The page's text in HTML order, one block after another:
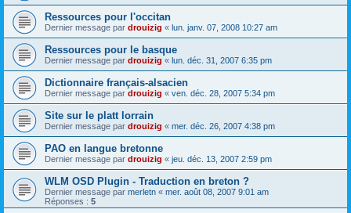
Ressources pour l'occitan
Dernier message par drouizig « lun. janv. 07, 2008 10:27 am
Ressources pour le basque
Dernier message par drouizig « lun. déc. 31, 2007 6:35 pm
Dictionnaire français-alsacien
Dernier message par drouizig « ven. déc. 28, 2007 5:34 pm
Site sur le platt lorrain
Dernier message par drouizig « mer. déc. 26, 2007 4:38 pm
PAO en langue bretonne
Dernier message par drouizig « jeu. déc. 13, 2007 2:59 pm
WLM OSD Plugin - Traduction en breton ?
Dernier message par merletn « mer. août 08, 2007 9:01 am
Réponses : 5